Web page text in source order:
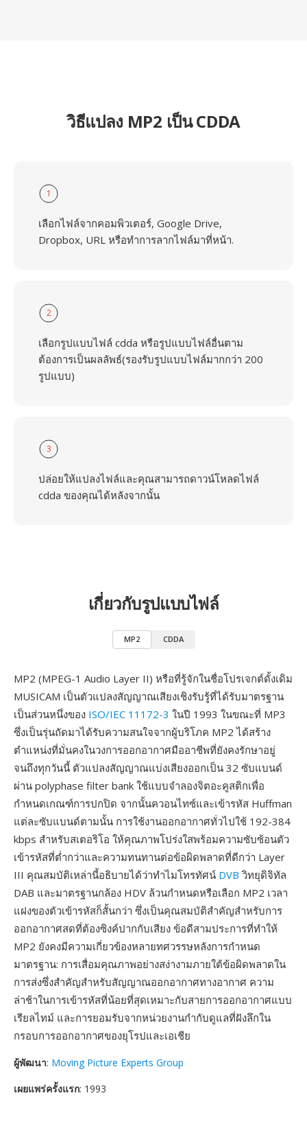
วิธีแปลง MP2 เป็น CDDA
1
เลือกไฟล์จากคอมพิวเตอร์, Google Drive,
Dropbox, URL หรือทำการลากไฟล์มาที่หน้า.
2
เลือกรูปแบบไฟล์ cdda หรือรูปแบบไฟล์อื่นตาม
ต้องการเป็นผลลัพธ์(รองรับรูปแบบไฟล์มากกว่า 200
รูปแบบ)
3
ปล่อยให้แปลงไฟล์และคุณสามารถดาวน์โหลดไฟล์
cdda ของคุณได้หลังจากนั้น
เกี่ยวกับรูปแบบไฟล์
MP2 CDDA
MP2 (MPEG-1 Audio Layer II) หรือที่รู้จักในชื่อโปรเจกต์ดั้งเดิม
MUSICAM เป็นตัวแปลงสัญญาณเสียงเชิงรับรู้ที่ได้รับมาตรฐาน
เป็นส่วนหนึ่งของ ISO/IEC 11172-3 ในปี 1993 ในขณะที่ MP3
ซึ่งเป็นรุ่นถัดมาได้รับความสนใจจากผู้บริโภค MP2 ได้สร้าง
ตำแหน่งที่มั่นคงในวงการออกอากาศมืออาชีพที่ยังคงรักษาอยู่
จนถึงทุกวันนี้ ตัวแปลงสัญญาณแบ่งเสียงออกเป็น 32 ซับแบนด์
ผ่าน polyphase filter bank ใช้แบบจำลองจิตอะคูสติกเพื่อ
กำหนดเกณฑ์การปกปิด จากนั้นควอนไทซ์และเข้ารหัส Huffman
แต่ละซับแบนด์ตามนั้น การใช้งานออกอากาศทั่วไปใช้ 192-384
kbps สำหรับสเตอริโอ ให้คุณภาพโปร่งใสพร้อมความซับซ้อนตัว
เข้ารหัสที่ต่ำกว่าและความทนทานต่อข้อผิดพลาดที่ดีกว่า Layer
III คุณสมบัติเหล่านี้อธิบายได้ว่าทำไมโทรทัศน์ DVB วิทยุดิจิทัล
DAB และมาตรฐานกล้อง HDV ล้วนกำหนดหรือเลือก MP2 เวลา
แฝงของตัวเข้ารหัสก็สั้นกว่า ซึ่งเป็นคุณสมบัติสำคัญสำหรับการ
ออกอากาศสดที่ต้องซิงค์ปากกับเสียง ข้อดีสามประการที่ทำให้
MP2 ยังคงมีความเกี่ยวข้องหลายทศวรรษหลังการกำหนด
มาตรฐาน: การเสื่อมคุณภาพอย่างสง่างามภายใต้ข้อผิดพลาดใน
การส่งซึ่งสำคัญสำหรับสัญญาณออกอากาศทางอากาศ ความ
ล่าช้าในการเข้ารหัสที่น้อยที่สุดเหมาะกับสายการออกอากาศแบบ
เรียลไทม์ และการยอมรับจากหน่วยงานกำกับดูแลที่ฝังลึกใน
กรอบการออกอากาศของยุโรปและเอเชีย
ผู้พัฒนา: Moving Picture Experts Group
เผยแพร่ครั้งแรก: 1993